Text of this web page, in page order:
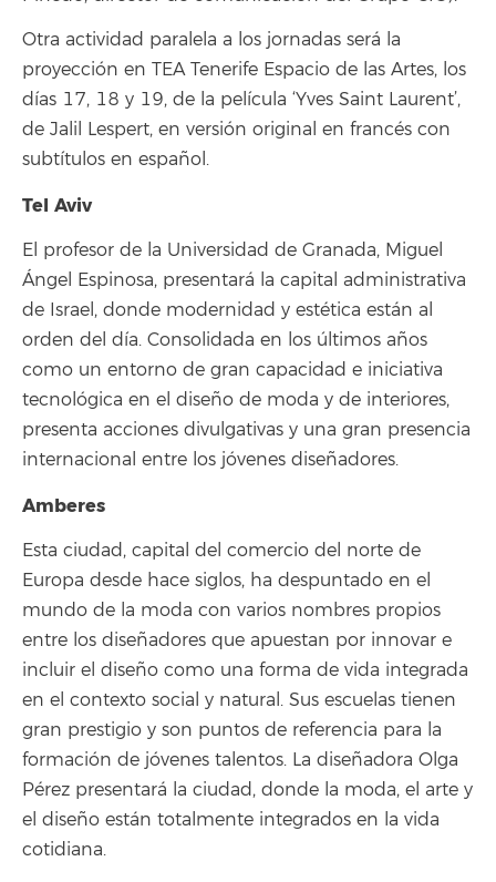
Otra actividad paralela a los jornadas será la
proyección en TEA Tenerife Espacio de las Artes, los
días 17, 18 y 19, de la película ‘Yves Saint Laurent’,
de Jalil Lespert, en versión original en francés con
subtítulos en español.
Tel Aviv
El profesor de la Universidad de Granada, Miguel
Ángel Espinosa, presentará la capital administrativa
de Israel, donde modernidad y estética están al
orden del día. Consolidada en los últimos años
como un entorno de gran capacidad e iniciativa
tecnológica en el diseño de moda y de interiores,
presenta acciones divulgativas y una gran presencia
internacional entre los jóvenes diseñadores.
Amberes
Esta ciudad, capital del comercio del norte de
Europa desde hace siglos, ha despuntado en el
mundo de la moda con varios nombres propios
entre los diseñadores que apuestan por innovar e
incluir el diseño como una forma de vida integrada
en el contexto social y natural. Sus escuelas tienen
gran prestigio y son puntos de referencia para la
formación de jóvenes talentos. La diseñadora Olga
Pérez presentará la ciudad, donde la moda, el arte y
el diseño están totalmente integrados en la vida
cotidiana.